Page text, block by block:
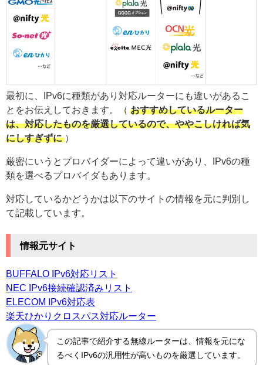
最初に、IPv6に種類があり対応ルーターにも違いがあるこ
とをお伝えしておきます。（ おすすめしているルーター
は、対応したものを厳選しているので、ややこしければ気
にしすぎずに ）
厳密にいうとプロバイダーによって違いがあり、IPv6の種
類を選べるプロバイダもあります。
対応しているかどうかは以下のサイトの情報を元に判別し
て記載しています。
情報元サイト
BUFFALO IPv6対応リスト
NEC IPv6接続確認済みリスト
ELECOM IPv6対応表
楽天ひかりクロスパス対応ルーター
この記事で紹介する無線ルーターは、情報を元にな
るべくIPv6の汎用性が高いものを厳選しています。